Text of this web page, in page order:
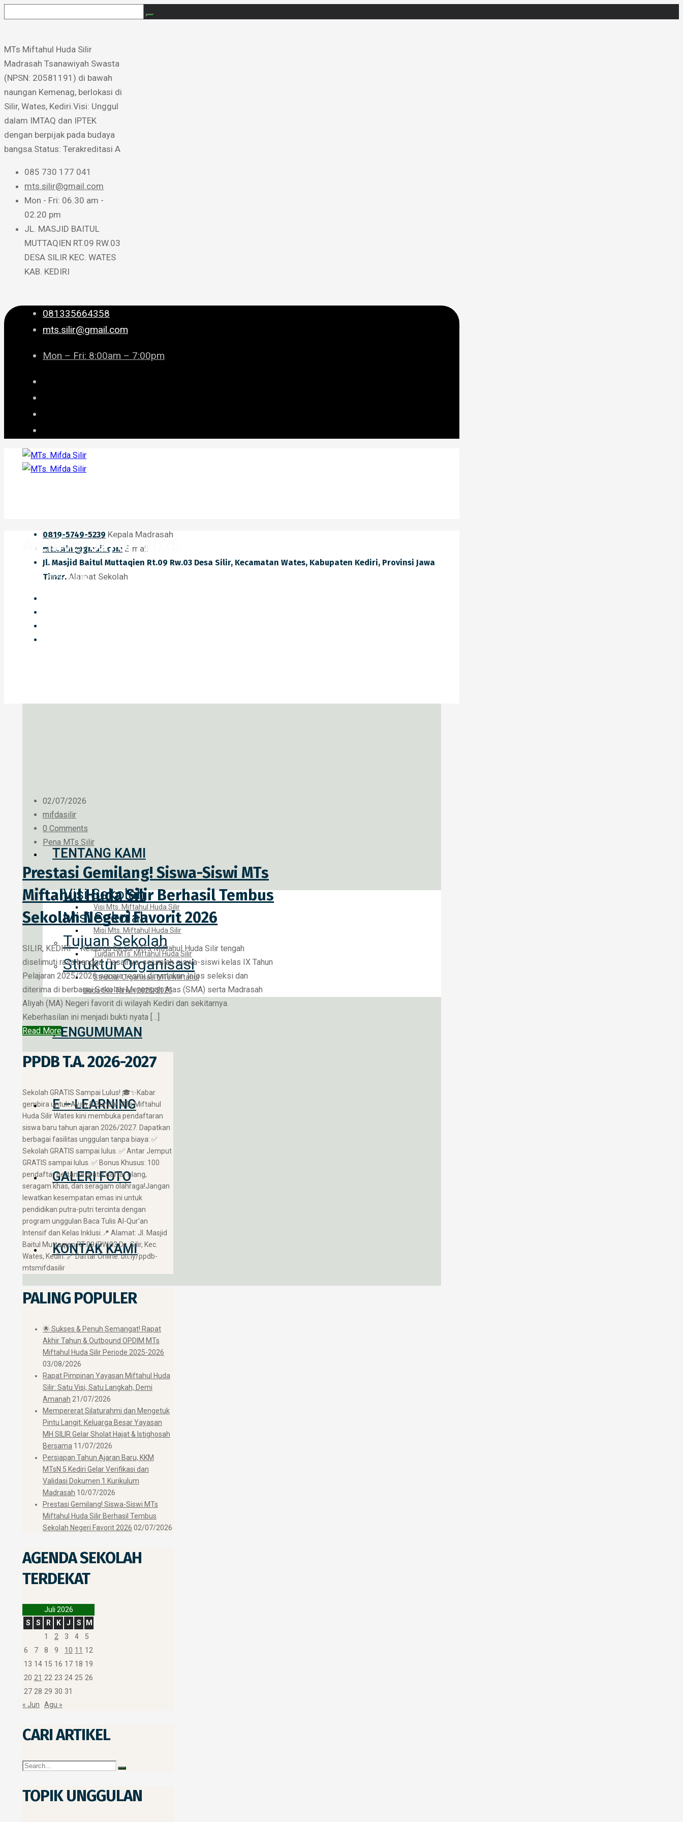
MTs Miftahul Huda Silir ​
Madrasah Tsanawiyah Swasta
(NPSN: 20581191) di bawah
naungan Kemenag, berlokasi di
Silir, Wates, Kediri. ​Visi: Unggul
dalam IMTAQ dan IPTEK
dengan berpijak pada budaya
bangsa. ​Status: Terakreditasi A
085 730 177 041
mts.silir@gmail.com
Mon - Fri: 06.30 am -
02.20 pm
JL. MASJID BAITUL
MUTTAQIEN RT.09 RW.03
DESA SILIR KEC. WATES
KAB. KEDIRI
081335664358
mts.silir@gmail.com
Mon – Fri: 8:00am – 7:00pm
0819-5749-5239 Kepala Madrasah
mts.silir@gmail.com E-mail
Jl. Masjid Baitul Muttaqien Rt.09 Rw.03 Desa Silir, Kecamatan Wates, Kabupaten Kediri, Provinsi Jawa
Timur. Alamat Sekolah
TENTANG KAMI
Visi Sekolah
Visi Mts. Miftahul Huda Silir
Misi Sekolah
Misi Mts. Miftahul Huda Silir
Tujuan Sekolah
Tujuan MTs. Miftahul Huda Silir
Struktur Organisasi
Struktur Organisasi MTs Miftahul
Huda Silir Tahun 2025/2026
PENGUMUMAN
E – LEARNING
GALERI FOTO
KONTAK KAMI
Archive: 02/07/2026
Home 2026 Juli 02
02/07/2026
mifdasilir
0 Comments
Pena MTs Silir
Prestasi Gemilang! Siswa-Siswi MTs
Miftahul Huda Silir Berhasil Tembus
Sekolah Negeri Favorit 2026
SILIR, KEDIRI – Keluarga besar MTs Miftahul Huda Silir tengah
diselimuti rasa bangga. Pasalnya, sejumlah siswa-siswi kelas IX Tahun
Pelajaran 2025/2026 secara resmi dinyatakan lolos seleksi dan
diterima di berbagai Sekolah Menengah Atas (SMA) serta Madrasah
Aliyah (MA) Negeri favorit di wilayah Kediri dan sekitarnya.
Keberhasilan ini menjadi bukti nyata […]
Read More
PPDB T.A. 2026-2027
​Sekolah GRATIS Sampai Lulus! 🎓✨ ​Kabar
gembira untuk Ayah & Bunda! MTs Miftahul
Huda Silir Wates kini membuka pendaftaran
siswa baru tahun ajaran 2026/2027. Dapatkan
berbagai fasilitas unggulan tanpa biaya: ✅
Sekolah GRATIS sampai lulus. ✅ Antar Jemput
GRATIS sampai lulus. ✅ Bonus Khusus: 100
pendaftar pertama gratis daftar ulang,
seragam khas, dan seragam olahraga! ​Jangan
lewatkan kesempatan emas ini untuk
pendidikan putra-putri tercinta dengan
program unggulan Baca Tulis Al-Qur'an
Intensif dan Kelas Inklusi. ​📍 Alamat: Jl. Masjid
Baitul Muttaqien RT.09/RW.03 Ds. Silir, Kec.
Wates, Kediri. 🔗 Daftar Online: bit.ly/ppdb-
mtsmifdasilir
PALING POPULER
🌟 Sukses & Penuh Semangat! Rapat
Akhir Tahun & Outbound OPDIM MTs
Miftahul Huda Silir Periode 2025-2026
03/08/2026
Rapat Pimpinan Yayasan Miftahul Huda
Silir: Satu Visi, Satu Langkah, Demi
Amanah 21/07/2026
Mempererat Silaturahmi dan Mengetuk
Pintu Langit: Keluarga Besar Yayasan
MH SILIR Gelar Sholat Hajat & Istighosah
Bersama 11/07/2026
Persiapan Tahun Ajaran Baru, KKM
MTsN 5 Kediri Gelar Verifikasi dan
Validasi Dokumen 1 Kurikulum
Madrasah 10/07/2026
Prestasi Gemilang! Siswa-Siswi MTs
Miftahul Huda Silir Berhasil Tembus
Sekolah Negeri Favorit 2026 02/07/2026
AGENDA SEKOLAH
TERDEKAT
Juli 2026
S
S R K J S
M
1
2 3 4
5
6
7 8 9 10 11 12
13 14 15 16 17 18 19
20 21 22 23 24 25 26
27 28 29 30 31
« Jun
Agu »
CARI ARTIKEL
TOPIK UNGGULAN